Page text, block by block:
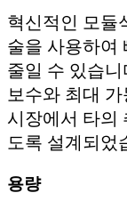
혁신적인 모듈
술을 사용하여
줄일 수 있습니
보수와 최대
시장에서 타의
도록 설계되었
용량